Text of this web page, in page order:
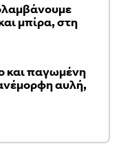
μπίρα, στη
και παγωμένη
αυλή,